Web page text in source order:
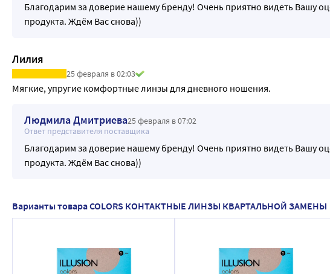
Благодарим за доверие нашему бренду! Очень приятно видеть Вашу
продукта. Ждём Вас снова))
Лилия
25 февраля в 02:03
Мягкие, упругие комфортные линзы для дневного ношения.
Людмила Дмитриева25 февраля в 07:02
Ответ представителя поставщика
Благодарим за доверие нашему бренду! Очень приятно видеть Вашу
продукта. Ждём Вас снова))
Варианты товара COLORS КОНТАКТНЫЕ ЛИНЗЫ КВАРТАЛЬНОЙ ЗАМЕНЫ